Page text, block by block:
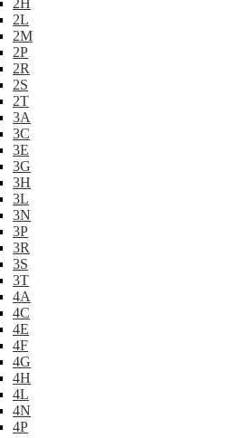
2H
2L
2M
2P
2R
2S
2T
3A
3C
3E
3G
3H
3L
3N
3P
3R
3S
3T
4A
4C
4E
4F
4G
4H
4L
4N
4P